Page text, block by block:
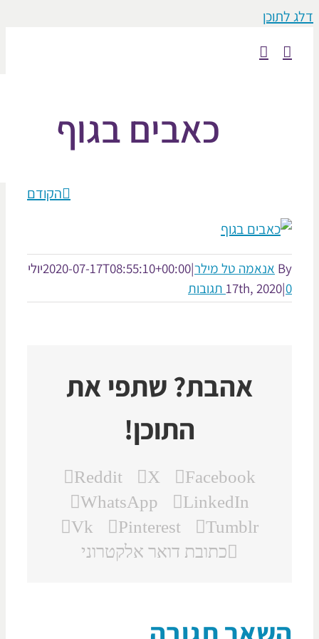
כאבים בגוף
הקודם
אנאמה טל מילר|
2020-07-17T08:55:10+00:00יולי
17th, 2020
אהבת? שתפי את
התוכן!
Facebook
X
Reddit
LinkedIn
WhatsApp
Tumblr
Pinterest
Vk
כתובת דואר אלקטרוני